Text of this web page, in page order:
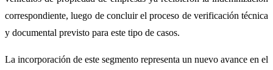
correspondiente, luego de concluir el proceso de verificación técnica
y documental previsto para este tipo de casos.
La incorporación de este segmento representa un nuevo avance en el